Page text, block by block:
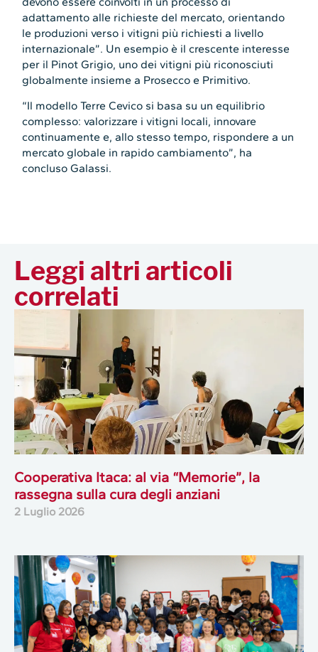
adattamento alle richieste del mercato, orientando
le produzioni verso i vitigni più richiesti a livello
internazionale”. Un esempio è il crescente interesse
per il Pinot Grigio, uno dei vitigni più riconosciuti
globalmente insieme a Prosecco e Primitivo.
“Il modello Terre Cevico si basa su un equilibrio
complesso: valorizzare i vitigni locali, innovare
continuamente e, allo stesso tempo, rispondere a un
mercato globale in rapido cambiamento”, ha
concluso Galassi.
Leggi altri articoli
correlati
Cooperativa Itaca: al via “Memorie”, la
rassegna sulla cura degli anziani
2 Luglio 2026